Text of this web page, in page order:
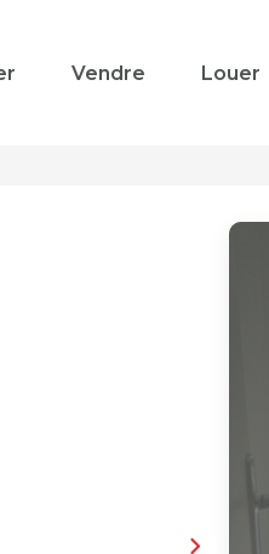
Vendre Louer